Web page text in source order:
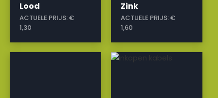
Lood
ACTUELE PRIJS:€
1,30
Zink
ACTUELE PRIJS:€
1,60
a